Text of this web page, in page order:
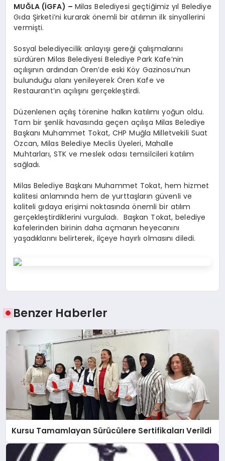
MAGAZIN
SAĞLIK
SPOR
TEKNOLOJI
MUĞLA (İGFA) – Milas Belediyesi geçtiğimiz yıl Belediye
Gıda Şirketi’ni kurarak önemli bir atılımın ilk sinyallerini
vermişti.
Sosyal belediyecilik anlayışı gereği çalışmalarını
sürdüren Milas Belediyesi Belediye Park Kafe’nin
açılışının ardından Ören’de eski Köy Gazinosu’nun
bulunduğu alanı yenileyerek Ören Kafe ve
Restaurant’ın açılışını gerçekleştirdi.
Düzenlenen açılış törenine halkın katılımı yoğun oldu.
Tam bir şenlik havasında geçen açılışa Milas Belediye
Başkanı Muhammet Tokat, CHP Muğla Milletvekili Suat
Özcan, Milas Belediye Meclis Üyeleri, Mahalle
Muhtarları, STK ve meslek odası temsilcileri katılım
sağladı.
Milas Belediye Başkanı Muhammet Tokat, hem hizmet
kalitesi anlamında hem de yurttaşların güvenli ve
kaliteli gıdaya erişimi noktasında önemli bir atılım
gerçekleştirdiklerini vurguladı. Başkan Tokat, belediye
kafelerinden birinin daha açmanın heyecanını
yaşadıklarını belirterek, ilçeye hayırlı olmasını diledi.
Benzer Haberler
Kursu Tamamlayan Sürücülere Sertifikaları Verildi